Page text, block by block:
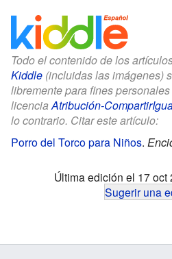
Todo el contenido de los
Kiddle (incluidas las imágenes)
libremente para fines
licenciaAtribución-
lo contrario. Citar este artículo:
Porro del Torco para Niños.
Última edición el 17 oct
Sugerir una